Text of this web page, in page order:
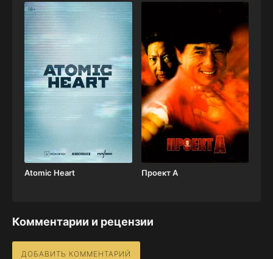
Atomic Heart Проект А
Комментарии и рецензии
ДОБАВИТЬ КОММЕНТАРИЙ